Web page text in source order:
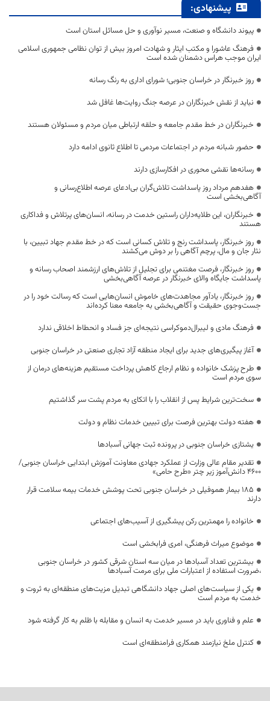
پیشنهادی:
پیوند دانشگاه و صنعت، مسیر نوآوری و حل مسائل استان است
فرهنگ عاشورا و مکتب ایثار و شهادت امروز بیش از توان نظامی جمهوری اسلامی
ایران موجب هراس دشمنان شده است
روز خبرنگار در خراسان جنوبی؛ شورای اداری به رنگ رسانه
نباید از نقش خبرنگاران در عرصه جنگ روایت‌ها غافل شد
خبرنگاران در خط مقدم جامعه و حلقه ارتباطی میان مردم و مسئولان هستند
حضور شبانه مردم در اجتماعات مردمی تا اطلاع ثانوی ادامه دارد
رسانه‌ها نقشی محوری در افکارسازی دارند
هفدهم مرداد روز پاسداشت تلاش‌گران بی‌ادعای عرصه اطلاع‌رسانی و
آگاهی‌بخشی است
خبرنگاران، این طلایه‌داران راستین خدمت در رسانه، انسان‌های پرتلاش و فداکاری
هستند
روز خبرنگار، پاسداشت رنج و تلاش کسانی است که در خط مقدم جهاد تبیین، با
نثار جان و مال، پرچم آگاهی را بر دوش می‌کشند
روز خبرنگار، فرصت مغتنمی برای تجلیل از تلاش‌های ارزشمند اصحاب رسانه و
پاسداشت جایگاه والای خبرنگار در عرصه آگاهی‌بخشی
روز خبرنگار، یادآور مجاهدت‌های خاموش انسان‌هایی است که رسالت خود را در
جست‌وجوی حقیقت و آگاهی‌بخشی به جامعه معنا کرده‌اند
فرهنگ مادی و لیبرال‌دموکراسی نتیجه‌ای جز فساد و انحطاط اخلاقی ندارد
آغاز پیگیری‌های جدید برای ایجاد منطقه آزاد تجاری صنعتی در خراسان جنوبی
طرح پزشک خانواده و نظام ارجاع کاهش پرداخت مستقیم هزینه‌های درمان از
سوی مردم است
سخت‌ترین شرایط پس از انقلاب را با اتکای به مردم پشت سر گذاشتیم
هفته دولت بهترین فرصت برای تبیین خدمات نظام و دولت
یشتازی خراسان جنوبی در پرونده ثبت جهانی آسبادها
تقدیر مقام عالی وزارت از عملکرد جهادی معاونت آموزش ابتدایی خراسان جنوبی/
۴۶۰۰ دانش‌آموز زیر چتر «طرح حامی»
۱۸۵ بیمار هموفیلی در خراسان جنوبی تحت پوشش خدمات بیمه سلامت قرار
دارند
خانواده را مهمترین رکن پیشگیری از آسیب‌های اجتماعی
موضوع میراث فرهنگی، امری فرابخشی است
بیشترین تعداد آسبادها در میان سه استان شرقی کشور در خراسان جنوبی
،ضرورت استفاده از اعتبارات ملی برای مرمت آسبادها
یکی از سیاست‌های اصلی جهاد دانشگاهی تبدیل مزیت‌های منطقه‌ای به ثروت و
خدمت به مردم است
علم و فناوری باید در مسیر خدمت به انسان و مقابله با ظلم به کار گرفته شود
کنترل ملخ نیازمند همکاری فرامنطقه‌ای است